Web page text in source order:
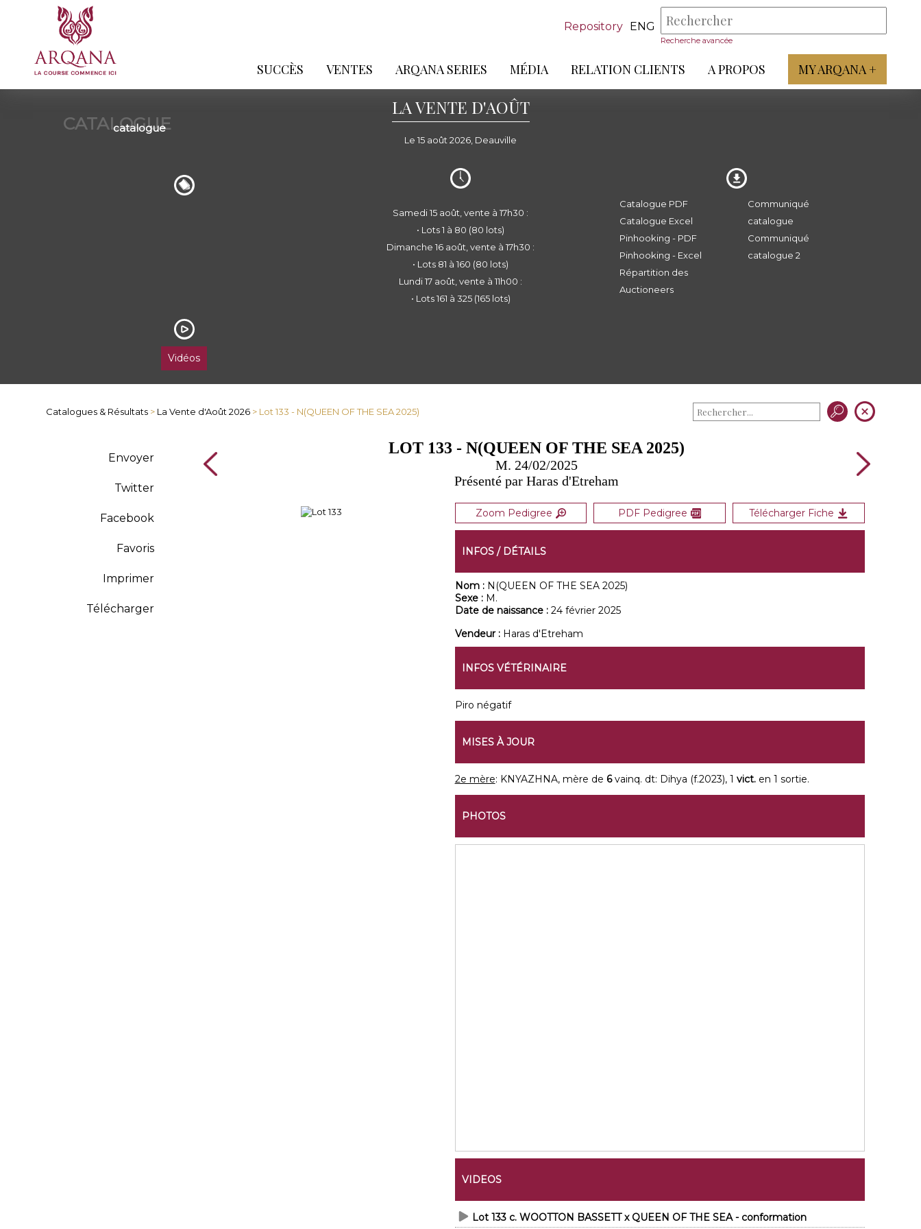
Repository ENG
Recherche avancée
SUCCÈS VENTES ARQANA SERIES MÉDIA RELATION CLIENTS A PROPOS MY ARQANA +
CATALOGUE
catalogue
LA VENTE D'AOÛT
Le 15 août 2026, Deauville
Vidéos
Samedi 15 août, vente à 17h30 :
• Lots 1 à 80 (80 lots)
Dimanche 16 août, vente à 17h30 :
• Lots 81 à 160 (80 lots)
Lundi 17 août, vente à 11h00 :
• Lots 161 à 325 (165 lots)
Catalogue PDF
Catalogue Excel
Pinhooking - PDF
Pinhooking - Excel
Répartition des
Auctioneers
Communiqué
catalogue
Communiqué
catalogue 2
Catalogues & Résultats > La Vente d'Août 2026 > Lot 133 - N(QUEEN OF THE SEA 2025)
Envoyer
Twitter
Facebook
Favoris
Imprimer
Télécharger
LOT 133 - N(QUEEN OF THE SEA 2025)
M. 24/02/2025
Présenté par Haras d'Etreham
Zoom Pedigree PDF Pedigree Télécharger Fiche
INFOS / DÉTAILS
Nom : N(QUEEN OF THE SEA 2025)
Sexe : M.
Date de naissance : 24 février 2025
Vendeur : Haras d'Etreham
INFOS VÉTÉRINAIRE
Piro négatif
MISES À JOUR
2e mère: KNYAZHNA, mère de 6vainq. dt: Dihya (f.2023), 1 vict.en 1 sortie.
PHOTOS
VIDEOS
Lot 133 c. WOOTTON BASSETT x QUEEN OF THE SEA - conformation